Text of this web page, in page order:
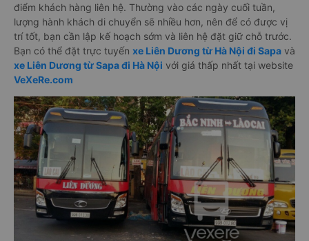
điểm khách hàng liên hệ. Thường vào các ngày cuối tuần,
lượng hành khách di chuyển sẽ nhiều hơn, nên để có được vị
trí tốt, bạn cần lập kế hoạch sớm và liên hệ đặt giữ chỗ trước.
Bạn có thể đặt trực tuyến xe Liên Dương từ Hà Nội đi Sapa và
xe Liên Dương từ Sapa đi Hà Nội với giá thấp nhất tại website
VeXeRe.com